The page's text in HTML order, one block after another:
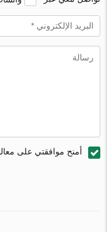
أمنح موافقتي على